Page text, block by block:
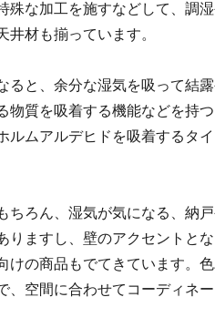
殊な加工を施すなどして、調
井材も揃っています。
ると、余分な湿気を吸って結
物質を吸着する機能などを持
ルムアルデヒドを吸着するタ
ちろん、湿気が気になる、納
りますし、壁のアクセントと
けの商品もでてきています。
、空間に合わせてコーディネ